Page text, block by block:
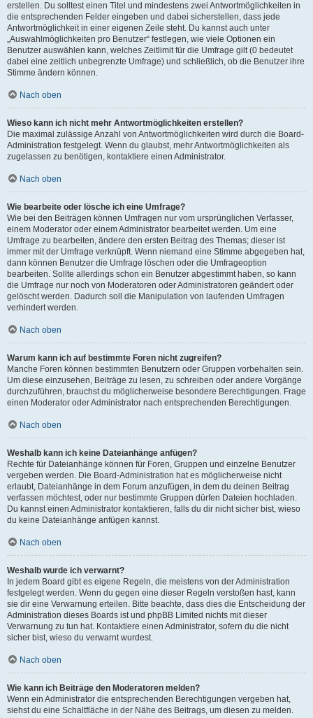
erstellen. Du solltest einen Titel und mindestens zwei Antwortmöglichkeiten in
die entsprechenden Felder eingeben und dabei sicherstellen, dass jede
Antwortmöglichkeit in einer eigenen Zeile steht. Du kannst auch unter
„Auswahlmöglichkeiten pro Benutzer“ festlegen, wie viele Optionen ein
Benutzer auswählen kann, welches Zeitlimit für die Umfrage gilt (0 bedeutet
dabei eine zeitlich unbegrenzte Umfrage) und schließlich, ob die Benutzer ihre
Stimme ändern können.
Nach oben
Wieso kann ich nicht mehr Antwortmöglichkeiten erstellen?
Die maximal zulässige Anzahl von Antwortmöglichkeiten wird durch die Board-
Administration festgelegt. Wenn du glaubst, mehr Antwortmöglichkeiten als
zugelassen zu benötigen, kontaktiere einen Administrator.
Nach oben
Wie bearbeite oder lösche ich eine Umfrage?
Wie bei den Beiträgen können Umfragen nur vom ursprünglichen Verfasser,
einem Moderator oder einem Administrator bearbeitet werden. Um eine
Umfrage zu bearbeiten, ändere den ersten Beitrag des Themas; dieser ist
immer mit der Umfrage verknüpft. Wenn niemand eine Stimme abgegeben hat,
dann können Benutzer die Umfrage löschen oder die Umfrageoption
bearbeiten. Sollte allerdings schon ein Benutzer abgestimmt haben, so kann
die Umfrage nur noch von Moderatoren oder Administratoren geändert oder
gelöscht werden. Dadurch soll die Manipulation von laufenden Umfragen
verhindert werden.
Nach oben
Warum kann ich auf bestimmte Foren nicht zugreifen?
Manche Foren können bestimmten Benutzern oder Gruppen vorbehalten sein.
Um diese einzusehen, Beiträge zu lesen, zu schreiben oder andere Vorgänge
durchzuführen, brauchst du möglicherweise besondere Berechtigungen. Frage
einen Moderator oder Administrator nach entsprechenden Berechtigungen.
Nach oben
Weshalb kann ich keine Dateianhänge anfügen?
Rechte für Dateianhänge können für Foren, Gruppen und einzelne Benutzer
vergeben werden. Die Board-Administration hat es möglicherweise nicht
erlaubt, Dateianhänge in dem Forum anzufügen, in dem du deinen Beitrag
verfassen möchtest, oder nur bestimmte Gruppen dürfen Dateien hochladen.
Du kannst einen Administrator kontaktieren, falls du dir nicht sicher bist, wieso
du keine Dateianhänge anfügen kannst.
Nach oben
Weshalb wurde ich verwarnt?
In jedem Board gibt es eigene Regeln, die meistens von der Administration
festgelegt werden. Wenn du gegen eine dieser Regeln verstoßen hast, kann
sie dir eine Verwarnung erteilen. Bitte beachte, dass dies die Entscheidung der
Administration dieses Boards ist und phpBB Limited nichts mit dieser
Verwarnung zu tun hat. Kontaktiere einen Administrator, sofern du die nicht
sicher bist, wieso du verwarnt wurdest.
Nach oben
Wie kann ich Beiträge den Moderatoren melden?
Wenn ein Administrator die entsprechenden Berechtigungen vergeben hat,
siehst du eine Schaltfläche in der Nähe des Beitrags, um diesen zu melden.